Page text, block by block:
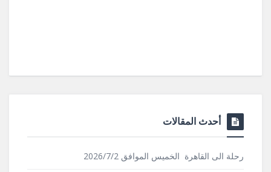
أحدث المقالات
رحلة الى القاهرة الخميس الموافق 2026/7/2